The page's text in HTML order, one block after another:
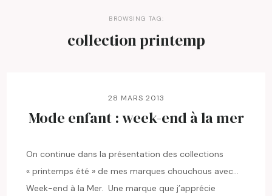
BROWSING TAG:
collection printemp
28 MARS 2013
Mode enfant : week-end à la mer
On continue dans la présentation des collections
« printemps été » de mes marques chouchous avec…
Week-end à la Mer. Une marque que j’apprécie